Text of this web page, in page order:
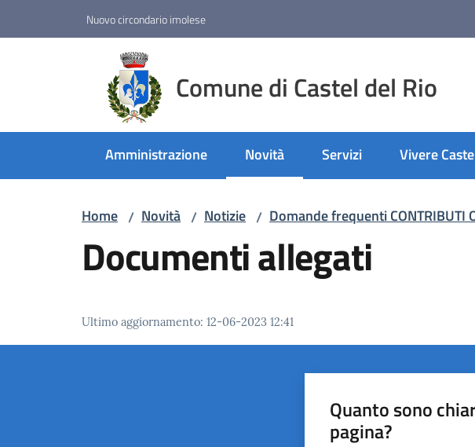
Nuovo circondario imolese
Comune di Castel del Rio
Amministrazione Novità
Menu selezionato
Servizi Vivere
Home / Novità / Notizie / Domande frequenti CONTRIBUTI
Documenti allegati
Ultimo aggiornamento: 12-06-2023 12:41
Quanto sono
pagina?